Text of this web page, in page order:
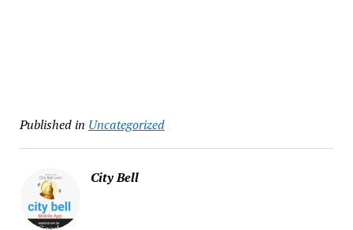
Published in Uncategorized
City Bell